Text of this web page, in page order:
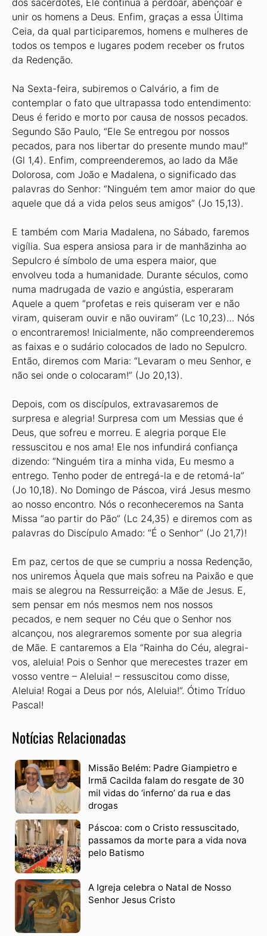
dos sacerdotes, Ele continua a perdoar, abençoar e
unir os homens a Deus. Enfim, graças a essa Última
Ceia, da qual participaremos, homens e mulheres de
todos os tempos e lugares podem receber os frutos
da Redenção.
Na Sexta-feira, subiremos o Calvário, a fim de
contemplar o fato que ultrapassa todo entendimento:
Deus é ferido e morto por causa de nossos pecados.
Segundo São Paulo, “Ele Se entregou por nossos
pecados, para nos libertar do presente mundo mau!”
(Gl 1,4). Enfim, compreenderemos, ao lado da Mãe
Dolorosa, com João e Madalena, o significado das
palavras do Senhor: “Ninguém tem amor maior do que
aquele que dá a vida pelos seus amigos” (Jo 15,13).
E também com Maria Madalena, no Sábado, faremos
vigília. Sua espera ansiosa para ir de manhãzinha ao
Sepulcro é símbolo de uma espera maior, que
envolveu toda a humanidade. Durante séculos, como
numa madrugada de vazio e angústia, esperaram
Aquele a quem “profetas e reis quiseram ver e não
viram, quiseram ouvir e não ouviram” (Lc 10,23)… Nós
o encontraremos! Inicialmente, não compreenderemos
as faixas e o sudário colocados de lado no Sepulcro.
Então, diremos com Maria: “Levaram o meu Senhor, e
não sei onde o colocaram!” (Jo 20,13).
Depois, com os discípulos, extravasaremos de
surpresa e alegria! Surpresa com um Messias que é
Deus, que sofreu e morreu. E alegria porque Ele
ressuscitou e nos ama! Ele nos infundirá confiança
dizendo: “Ninguém tira a minha vida, Eu mesmo a
entrego. Tenho poder de entregá-la e de retomá-la”
(Jo 10,18). No Domingo de Páscoa, virá Jesus mesmo
ao nosso encontro. Nós o reconheceremos na Santa
Missa “ao partir do Pão” (Lc 24,35) e diremos com as
palavras do Discípulo Amado: “É o Senhor” (Jo 21,7)!
Em paz, certos de que se cumpriu a nossa Redenção,
nos uniremos Àquela que mais sofreu na Paixão e que
mais se alegrou na Ressurreição: a Mãe de Jesus. E,
sem pensar em nós mesmos nem nos nossos
pecados, e nem sequer no Céu que o Senhor nos
alcançou, nos alegraremos somente por sua alegria
de Mãe. E cantaremos a Ela “Rainha do Céu, alegrai-
vos, aleluia! Pois o Senhor que merecestes trazer em
vosso ventre – Aleluia! – ressuscitou como disse,
Aleluia! Rogai a Deus por nós, Aleluia!”. Ótimo Tríduo
Pascal!
Notícias Relacionadas
Missão Belém: Padre Giampietro e
Irmã Cacilda falam do resgate de 30
mil vidas do ‘inferno’ da rua e das
drogas
Páscoa: com o Cristo ressuscitado,
passamos da morte para a vida nova
pelo Batismo
A Igreja celebra o Natal de Nosso
Senhor Jesus Cristo